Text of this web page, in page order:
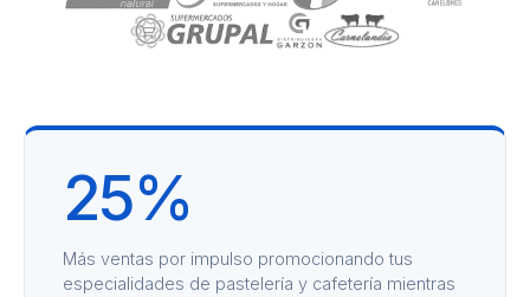
25%
Más ventas por impulso promocionando tus
especialidades de pastelería y cafetería mientras